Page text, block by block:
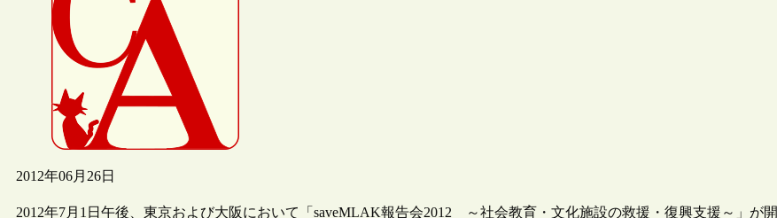
2012年06月26日
2012年7月1日午後、東京および大阪において「saveMLAK報告会2012 ～社会教育・文化施設の救援・復興支援～」が開